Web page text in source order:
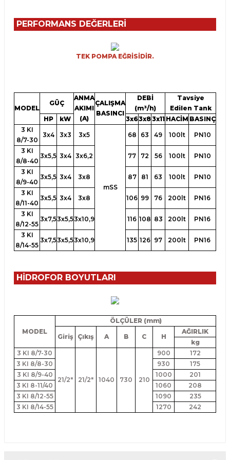
PERFORMANS DEĞERLERİ
TEK POMPA EĞRİSİDİR.
MODEL
GÜÇ
ANMA
AKIMI
(A)
ÇALIŞMA
BASINCI
DEBİ
(m³/h)
Tavsiye
Edilen Tank
HP
kW 3x63x83x11 HACİM BASINÇ
3 KI
8/7-30
3x4 3x3 3x5
mSS
68 63 49 100lt PN10
3 KI
8/8-40
3x5,5 3x4 3x6,2 77 72 56 100lt PN10
3 KI
8/9-40
3x5,5 3x4 3x8 87 81 63 100lt PN10
3 KI
8/11-40
3x5,5 3x4 3x8 106 99 76 200lt PN16
3 KI
8/12-55
3x7,53x5,53x10,9 116 108 83 200lt PN16
3 KI
8/14-55
3x7,53x5,53x10,9 135 126 97 200lt PN16
HİDROFOR BOYUTLARI
MODEL
ÖLÇÜLER (mm)
Giriş Çıkış A B C H
AĞIRLIK
kg
3 KI 8/7-30
21/2" 21/2" 1040 730 210
900
172
3 KI 8/8-30
930
175
3 KI 8/9-40
1000
201
3 KI 8-11/40
1060
208
3 KI 8/12-55
1090
235
3 KI 8/14-55
1270 242